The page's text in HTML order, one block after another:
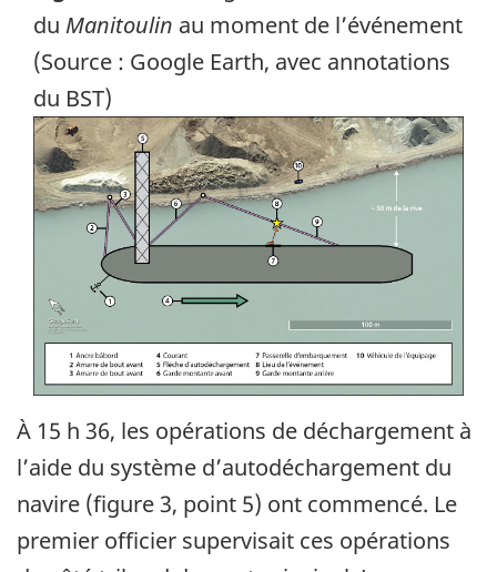
du Manitoulin au moment de l’événement
(Source : Google Earth, avec annotations
du BST)
Image
À 15 h 36, les opérations de déchargement à
l’aide du système d’autodéchargement du
navire (figure 3, point 5) ont commencé. Le
premier officier supervisait ces opérations